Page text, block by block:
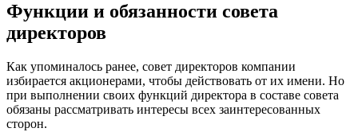
Функции и обязанности совета
директоров
Как упоминалось ранее, совет директоров компании
избирается акционерами, чтобы действовать от их имени. Но
при выполнении своих функций директора в составе совета
обязаны рассматривать интересы всех заинтересованных
сторон.